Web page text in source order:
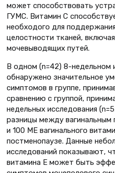
может способствовать
ГУМС. Витамин С
необходого для
целостности тканей,
мочевыводящих путей.
В одном (n=42) 8-недельном
обнаружено значительное
симптомов в группе,
сравнению с группой,
недельных исследования
разницы между вагинальным
и 100 МЕ вагинального
постменопаузе. Данные
исследований показывают,
витамина Е может быть